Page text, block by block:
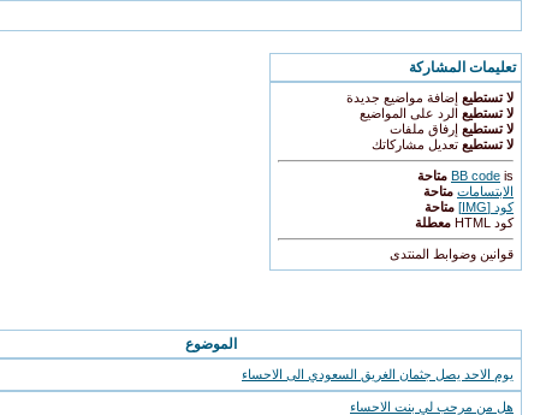
تعليمات المشاركة
لا تستطيع إضافة مواضيع جديدة
لا تستطيع الرد على المواضيع
لا تستطيع إرفاق ملفات
لا تستطيع تعديل مشاركاتك
BB code is
متاحة
الابتسامات متاحة
كود [IMG]
متاحة
كود HTML
معطلة
قوانين وضوابط المنتدى
الموضوع
يوم الاحد يصل جثمان الغريق السعودي الى الاحساء
هل من مرحب لي بنت الاحساء